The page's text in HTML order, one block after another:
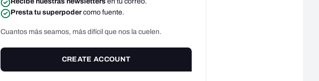
Presta tu superpodercomo fuente.
Cuantos más seamos, más difícil que nos la cuelen.
CREATE ACCOUNT